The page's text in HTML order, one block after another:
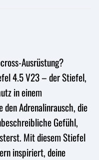
Ausrüstung?
4.5 V23 – der Stiefel,
in einem
Adrenalinrausch, die
Gefühl,
Mit diesem Stiefel
inspiriert, deine